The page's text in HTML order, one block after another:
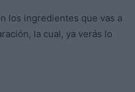
los ingredientes que vas a
la cual, ya verás lo